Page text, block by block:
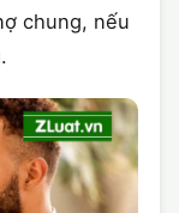
chung, nếu